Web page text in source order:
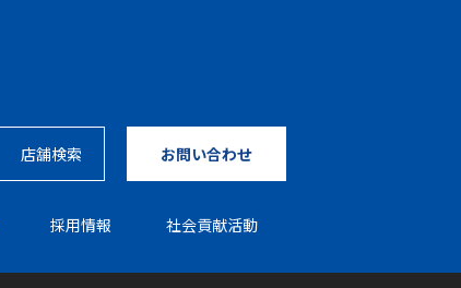
店舗検索 お問い合わせ
採⽤情報 社会貢献活動